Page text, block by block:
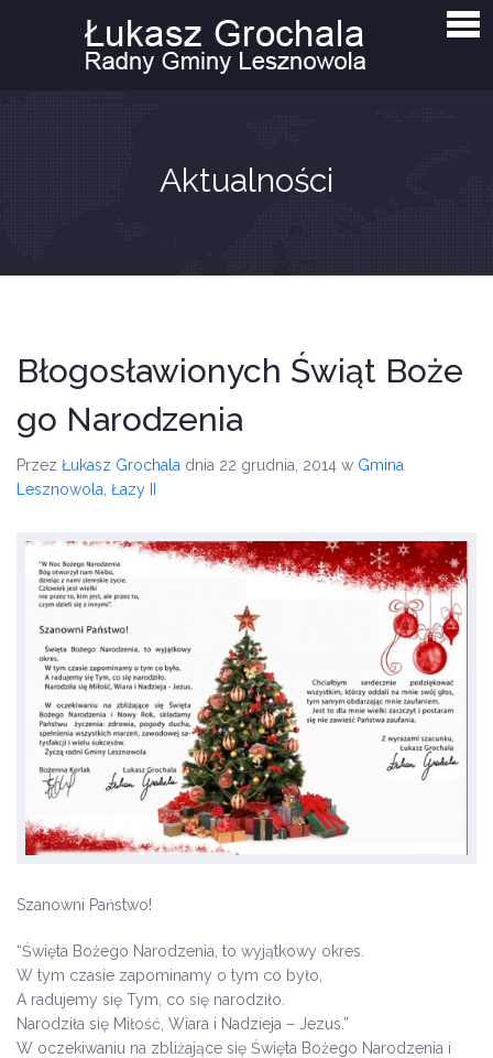
Strona główna
Aktualności
Aktualności
Błogosławionych Świąt Boże
go Narodzenia
Przez Łukasz Grochala dnia 22 grudnia, 2014 w Gmina
Lesznowola Łazy II
Szanowni Państwo!
“Święta Bożego Narodzenia, to wyjątkowy okres.
W tym czasie zapominamy o tym co było,
A radujemy się Tym, co się narodziło.
Narodziła się Miłość, Wiara i Nadzieja – Jezus.”
W oczekiwaniu na zbliżające się Święta Bożego Narodzenia i